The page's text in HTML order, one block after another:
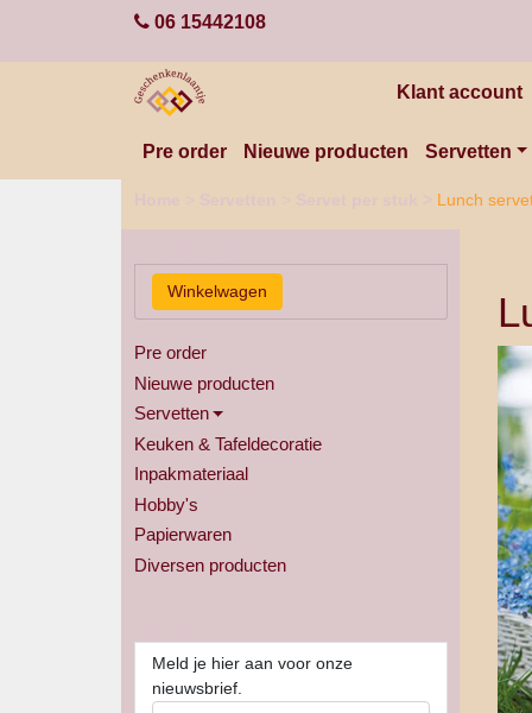
06 15442108
Klant account
Pre order Nieuwe producten Servetten
Lunch
Pre order
Nieuwe producten
Servetten
Keuken & Tafeldecoratie
Inpakmateriaal
Hobby's
Papierwaren
Diversen producten
Meld je hier aan voor onze
nieuwsbrief.